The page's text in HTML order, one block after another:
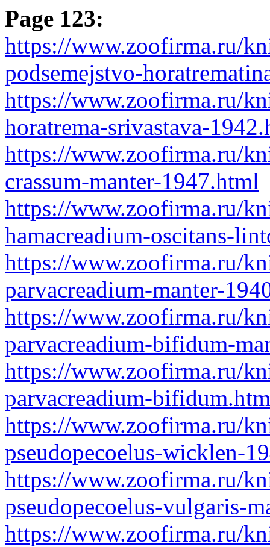
Page 123:
https://www.zoofirma.ru/
podsemejstvo-
https://www.zoofirma.ru/
horatrema-srivastava-
https://www.zoofirma.ru/
crassum-manter-1947.html
https://www.zoofirma.ru/
hamacreadium-oscitans-
https://www.zoofirma.ru/
parvacreadium-manter-
https://www.zoofirma.ru/
parvacreadium-bifidum-
https://www.zoofirma.ru/
parvacreadium-
https://www.zoofirma.ru/
pseudopecoelus-wicklen-
https://www.zoofirma.ru/
pseudopecoelus-vulgaris-
https://www.zoofirma.ru/